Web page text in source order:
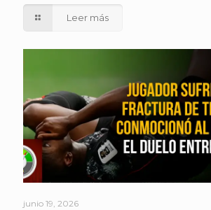
Leer más
junio 19, 2026